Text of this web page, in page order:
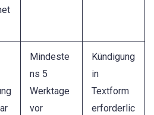
Mindeste
ns 5
Werktage
vor
Kündigung
in
Textform
erforderlic